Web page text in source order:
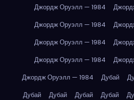
Джордж Оруэлл — 1984
Джордж Оруэлл — 1984
Джордж Оруэлл — 1984
Джордж Оруэлл — 1984
Джордж Оруэлл — 1984
Дубай
Дубай
Дубай Дубай Дубай